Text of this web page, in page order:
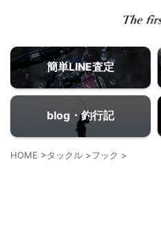
簡単LINE査定
blog・釣行記
HOME >タックル >フック >